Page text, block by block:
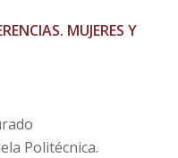
MUJERES Y
Politécnica.